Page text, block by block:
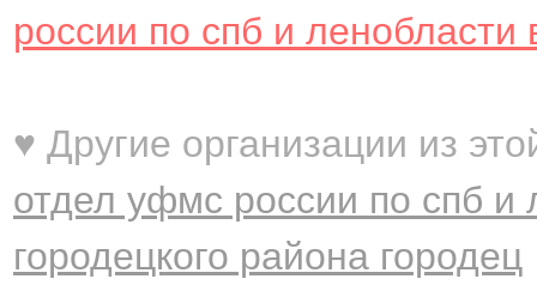
россии по спб и
♥ Другие организации из
отдел уфмс россии по спб
городецкого района городец